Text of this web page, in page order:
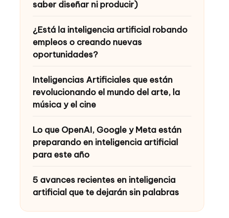
saber diseñar ni producir)
¿Está la inteligencia artificial robando
empleos o creando nuevas
oportunidades?
Inteligencias Artificiales que están
revolucionando el mundo del arte, la
música y el cine
Lo que OpenAI, Google y Meta están
preparando en inteligencia artificial
para este año
5 avances recientes en inteligencia
artificial que te dejarán sin palabras